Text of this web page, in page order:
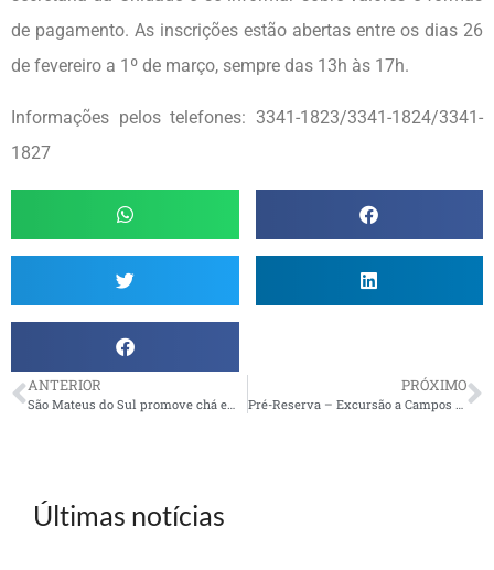
de pagamento. As inscrições estão abertas entre os dias 26
de fevereiro a 1º de março, sempre das 13h às 17h.
Informações pelos telefones: 3341-1823/3341-1824/3341-
1827
ANTERIOR
São Mateus do Sul promove chá em homenagem às mulheres
PRÓXIMO
Pré-Reserva – Excursão a Campos do Jordão
Últimas notícias